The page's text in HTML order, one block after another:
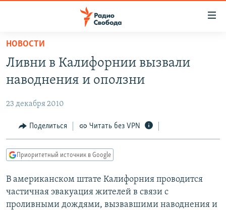
упрощенного
доступа
основному
Вернутся
главной
навигации
Вернутся
поиску
ЦИТАТЫ СВОБОДЫ
МНЕНИЯ
IDEL.РЕАЛИИ
КАВКАЗ.РЕАЛИИ
НОВОСТИ
Ливни в Калифорнии вызвали
наводнения и оползни
23 декабря 2010
Поделиться Читать без VPN
Приоритетный источник в Google
В американском штате Калифорния проводится
частичная эвакуация жителей в связи с
проливными дождями, вызвавшими наводнения и